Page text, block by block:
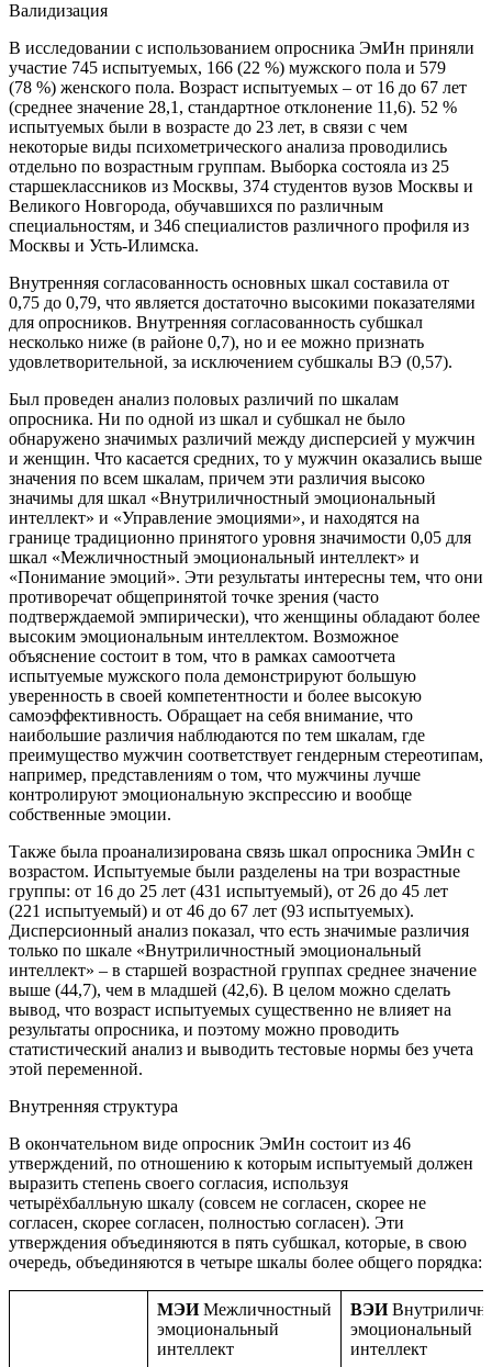
Валидизация
В исследовании с использованием опросника ЭмИн приняли
участие 745 испытуемых, 166 (22 %) мужского пола и 579
(78 %) женского пола. Возраст испытуемых – от 16 до 67 лет
(среднее значение 28,1, стандартное отклонение 11,6). 52 %
испытуемых были в возрасте до 23 лет, в связи с чем
некоторые виды психометрического анализа проводились
отдельно по возрастным группам. Выборка состояла из 25
старшеклассников из Москвы, 374 студентов вузов Москвы и
Великого Новгорода, обучавшихся по различным
специальностям, и 346 специалистов различного профиля из
Москвы и Усть-Илимска.
Внутренняя согласованность основных шкал составила от
0,75 до 0,79, что является достаточно высокими показателями
для опросников. Внутренняя согласованность субшкал
несколько ниже (в районе 0,7), но и ее можно признать
удовлетворительной, за исключением субшкалы ВЭ (0,57).
Был проведен анализ половых различий по шкалам
опросника. Ни по одной из шкал и субшкал не было
обнаружено значимых различий между дисперсией у мужчин
и женщин. Что касается средних, то у мужчин оказались выше
значения по всем шкалам, причем эти различия высоко
значимы для шкал «Внутриличностный эмоциональный
интеллект» и «Управление эмоциями», и находятся на
границе традиционно принятого уровня значимости 0,05 для
шкал «Межличностный эмоциональный интеллект» и
«Понимание эмоций». Эти результаты интересны тем, что они
противоречат общепринятой точке зрения (часто
подтверждаемой эмпирически), что женщины обладают более
высоким эмоциональным интеллектом. Возможное
объяснение состоит в том, что в рамках самоотчета
испытуемые мужского пола демонстрируют большую
уверенность в своей компетентности и более высокую
самоэффективность. Обращает на себя внимание, что
наибольшие различия наблюдаются по тем шкалам, где
преимущество мужчин соответствует гендерным стереотипам,
например, представлениям о том, что мужчины лучше
контролируют эмоциональную экспрессию и вообще
собственные эмоции.
Также была проанализирована связь шкал опросника ЭмИн с
возрастом. Испытуемые были разделены на три возрастные
группы: от 16 до 25 лет (431 испытуемый), от 26 до 45 лет
(221 испытуемый) и от 46 до 67 лет (93 испытуемых).
Дисперсионный анализ показал, что есть значимые различия
только по шкале «Внутриличностный эмоциональный
интеллект» – в старшей возрастной группах среднее значение
выше (44,7), чем в младшей (42,6). В целом можно сделать
вывод, что возраст испытуемых существенно не влияет на
результаты опросника, и поэтому можно проводить
статистический анализ и выводить тестовые нормы без учета
этой переменной.
Внутренняя структура
В окончательном виде опросник ЭмИн состоит из 46
утверждений, по отношению к которым испытуемый должен
выразить степень своего согласия, используя
четырёхбалльную шкалу (совсем не согласен, скорее не
согласен, скорее согласен, полностью согласен). Эти
утверждения объединяются в пять субшкал, которые, в свою
очередь, объединяются в четыре шкалы более общего порядка:
МЭИМежличностный
эмоциональный
интеллект
ВЭИ
эмоциональный
интеллект